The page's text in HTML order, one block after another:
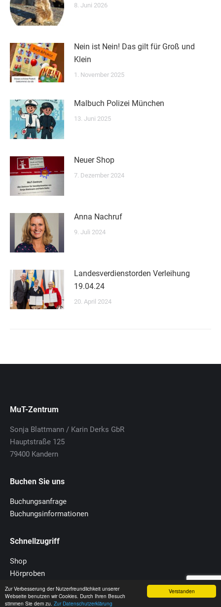
Verstanden
Zur Verbesserung der Nutzerfreundlichkeit unserer
Webseite benutzen wir Cookies. Durch Ihren Besuch
stimmen Sie dem zu. Zur Datenschutzerklärung
8. Juni 2026
Nein ist Nein! Das gilt für Groß und
Klein
1. November 2025
Malbuch Polizei München
13. Juni 2025
Neuer Shop
7. Dezember 2024
Anna Nachruf
9. Juli 2024
Landesverdienstorden Verleihung
19.04.24
20. April 2024
MuT-Zentrum
Sonja Blattmann / Karin Derks GbR
Hauptstraße 125
79400 Kandern
Buchen Sie uns
Buchungsanfrage
Buchungsinformationen
Schnellzugriff
Shop
Hörproben
Downloads
Kontakt-Formular